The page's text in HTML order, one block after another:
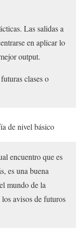
Las salidas a
en aplicar lo
output.
clases o
de nivel básico
encuentro que es
es una buena
mundo de la
avisos de futuros